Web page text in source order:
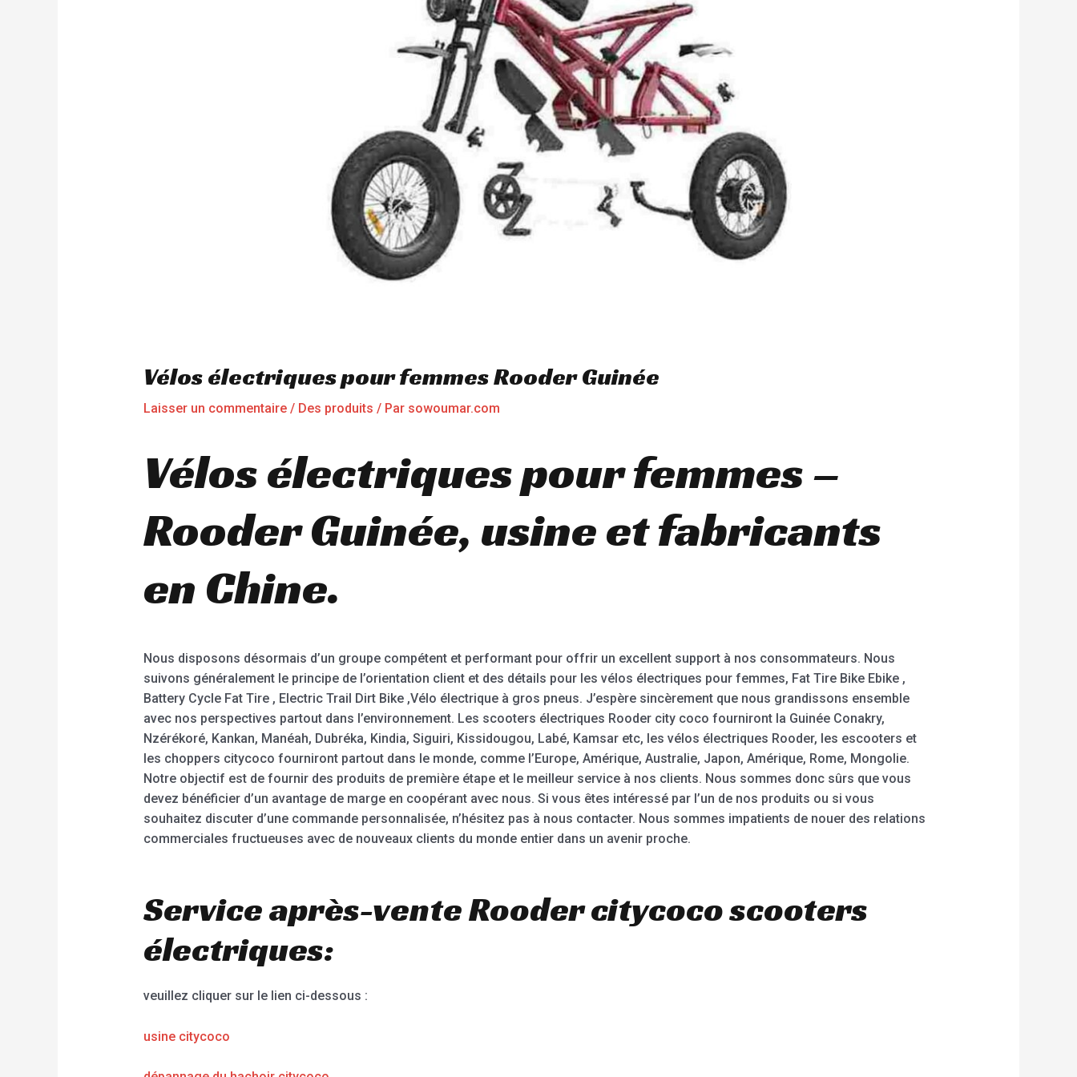
Vélos électriques pour femmes Rooder Guinée
Laisser un commentaire / Des produits / Par sowoumar.com
Vélos électriques pour femmes –
Rooder Guinée, usine et fabricants
en Chine.
Nous disposons désormais d’un groupe compétent et performant pour offrir un excellent support à nos consommateurs. Nous
suivons généralement le principe de l’orientation client et des détails pour les vélos électriques pour femmes, Fat Tire Bike Ebike ,
Battery Cycle Fat Tire , Electric Trail Dirt Bike ,Vélo électrique à gros pneus. J’espère sincèrement que nous grandissons ensemble
avec nos perspectives partout dans l’environnement. Les scooters électriques Rooder city coco fourniront la Guinée Conakry,
Nzérékoré, Kankan, Manéah, Dubréka, Kindia, Siguiri, Kissidougou, Labé, Kamsar etc, les vélos électriques Rooder, les escooters et
les choppers citycoco fourniront partout dans le monde, comme l’Europe, Amérique, Australie, Japon, Amérique, Rome, Mongolie.
Notre objectif est de fournir des produits de première étape et le meilleur service à nos clients. Nous sommes donc sûrs que vous
devez bénéficier d’un avantage de marge en coopérant avec nous. Si vous êtes intéressé par l’un de nos produits ou si vous
souhaitez discuter d’une commande personnalisée, n’hésitez pas à nous contacter. Nous sommes impatients de nouer des relations
commerciales fructueuses avec de nouveaux clients du monde entier dans un avenir proche.
Service après-vente Rooder citycoco scooters
électriques:
veuillez cliquer sur le lien ci-dessous :
usine citycoco